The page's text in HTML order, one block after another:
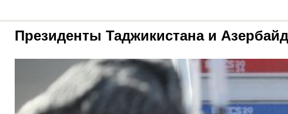
Президенты Таджикистана и